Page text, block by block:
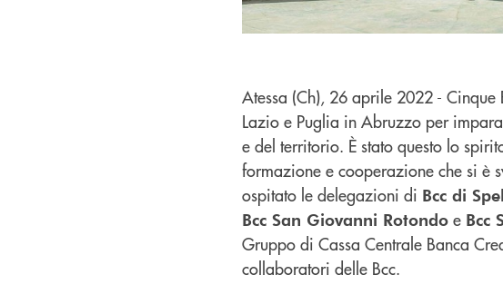
Atessa (Ch), 26 aprile 2022 -
Lazio e Puglia in Abruzzo per
e del territorio. È stato questo lo
formazione e cooperazione che si è
ospitato le delegazioni di Bcc di
Bcc San Giovanni Rotondo e Bcc
Gruppo di Cassa Centrale Banca
collaboratori delle Bcc.